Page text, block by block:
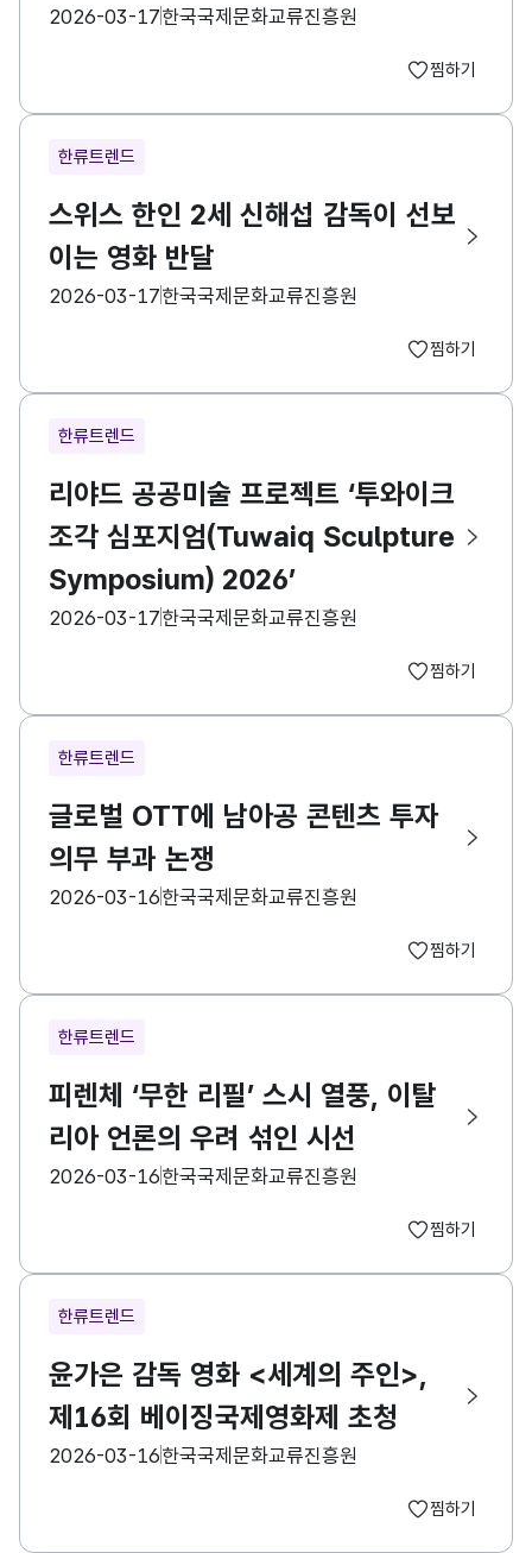
등록일
2026-03-17수집기관한국국제문화교류진흥원
찜하기
한류트렌드
스위스 한인 2세 신해섭 감독이 선보
이는 영화 반달
등록일
2026-03-17수집기관한국국제문화교류진흥원
찜하기
한류트렌드
리야드 공공미술 프로젝트 ‘투와이크
조각 심포지엄(Tuwaiq Sculpture
Symposium) 2026’
등록일
2026-03-17수집기관한국국제문화교류진흥원
찜하기
한류트렌드
글로벌 OTT에 남아공 콘텐츠 투자
의무 부과 논쟁
등록일
2026-03-16수집기관한국국제문화교류진흥원
찜하기
한류트렌드
피렌체 ‘무한 리필’ 스시 열풍, 이탈
리아 언론의 우려 섞인 시선
등록일
2026-03-16수집기관한국국제문화교류진흥원
찜하기
한류트렌드
윤가은 감독 영화 <세계의 주인>,
제16회 베이징국제영화제 초청
등록일
2026-03-16수집기관한국국제문화교류진흥원
찜하기